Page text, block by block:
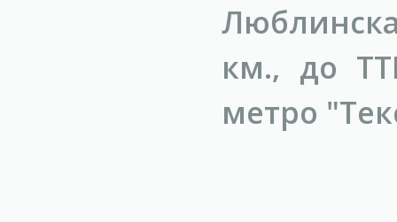
км., до
метро